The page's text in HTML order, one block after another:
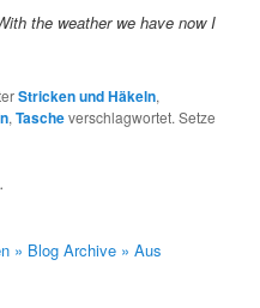
the weather we have now I
Stricken und Häkeln,
,Tascheverschlagwortet. Setze
“
» Blog Archive » Aus